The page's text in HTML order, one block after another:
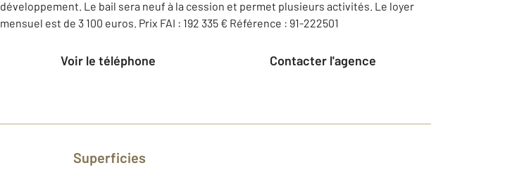
développement. Le bail sera neuf à la cession et permet plusieurs activités. Le loyer
mensuel est de 3 100 euros. Prix FAI : 192 335 € Référence : 91-222501
Voir le téléphone Contacter l'agence
Superficies